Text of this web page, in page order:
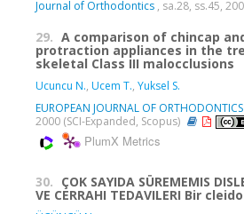
Journal of Orthodontics , sa.28, ss.45,
29. A comparison of chincap
protraction appliances in the
skeletal Class III malocclusions
Ucuncu N., Ucem T., Yuksel S.
EUROPEAN JOURNAL OF ORTHODONTICS
2000 (SCI-Expanded, Scopus)
PlumX Metrics
30. ÇOK SAYIDA SÜREMEMIS
VE CERRAHI TEDAVILERI Bir